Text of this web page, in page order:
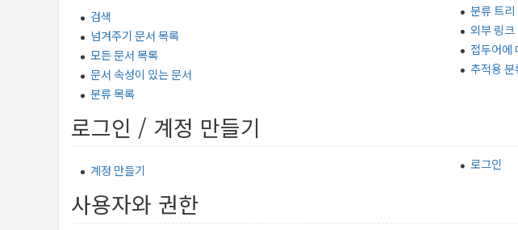
검색
넘겨주기 문서 목록
모든 문서 목록
문서 속성이 있는 문서
분류 목록
분류 트리
외부 링크
접두어에
추적용 분
로그인 / 계정 만들기
계정 만들기 로그인
사용자와 권한